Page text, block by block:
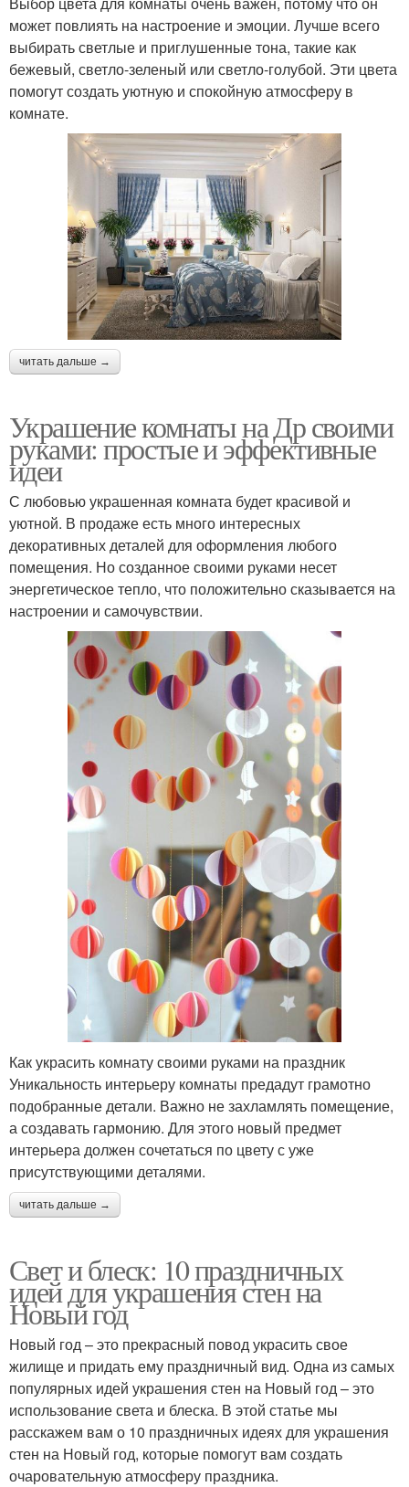
может повлиять на настроение и эмоции. Лучше всего
выбирать светлые и приглушенные тона, такие как
бежевый, светло-зеленый или светло-голубой. Эти цвета
помогут создать уютную и спокойную атмосферу в
комнате.
читать дальше →
Украшение комнаты на Др своими
руками: простые и эффективные
идеи
С любовью украшенная комната будет красивой и
уютной. В продаже есть много интересных
декоративных деталей для оформления любого
помещения. Но созданное своими руками несет
энергетическое тепло, что положительно сказывается на
настроении и самочувствии.
Как украсить комнату своими руками на праздник
Уникальность интерьеру комнаты предадут грамотно
подобранные детали. Важно не захламлять помещение,
а создавать гармонию. Для этого новый предмет
интерьера должен сочетаться по цвету с уже
присутствующими деталями.
читать дальше →
Свет и блеск: 10 праздничных
идей для украшения стен на
Новый год
Новый год – это прекрасный повод украсить свое
жилище и придать ему праздничный вид. Одна из самых
популярных идей украшения стен на Новый год – это
использование света и блеска. В этой статье мы
расскажем вам о 10 праздничных идеях для украшения
стен на Новый год, которые помогут вам создать
очаровательную атмосферу праздника.